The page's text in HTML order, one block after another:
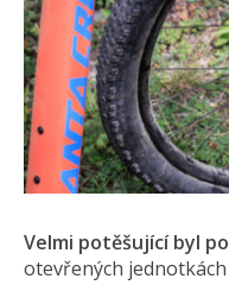
Velmi potěšující byl
otevřených